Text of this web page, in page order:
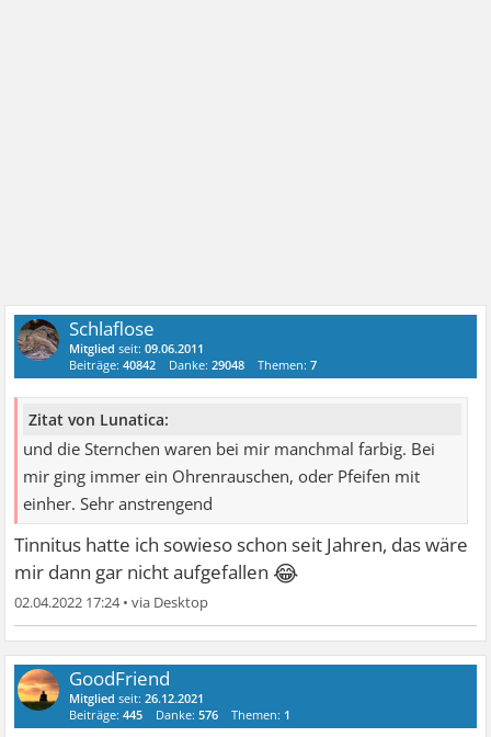
Schlaflose
Mitglied seit:09.06.2011
Beiträge:40842 Danke:29048 Themen:7
Zitat von Lunatica:
und die Sternchen waren bei mir manchmal farbig. Bei
mir ging immer ein Ohrenrauschen, oder Pfeifen mit
einher. Sehr anstrengend
Tinnitus hatte ich sowieso schon seit Jahren, das wäre
mir dann gar nicht aufgefallen 😂
02.04.2022 17:24•
GoodFriend
Mitglied seit:26.12.2021
Beiträge:445 Danke:576 Themen: 1